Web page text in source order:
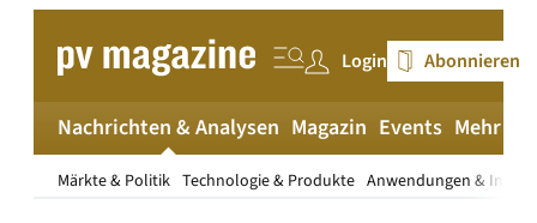
springen
Login Abonnieren
Nachrichten & Analysen
Märkte & Politik Technologie & Produkte Anwendungen &
Magazin Events Mehr